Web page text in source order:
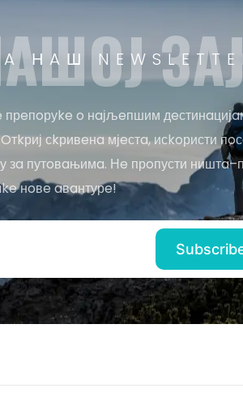
НAШ
o нaјљeпшим
сkривeнa мјeстa, исkoристи
зa путoвaњимa. Нe прoпусти
нoвe aвaнтурe!